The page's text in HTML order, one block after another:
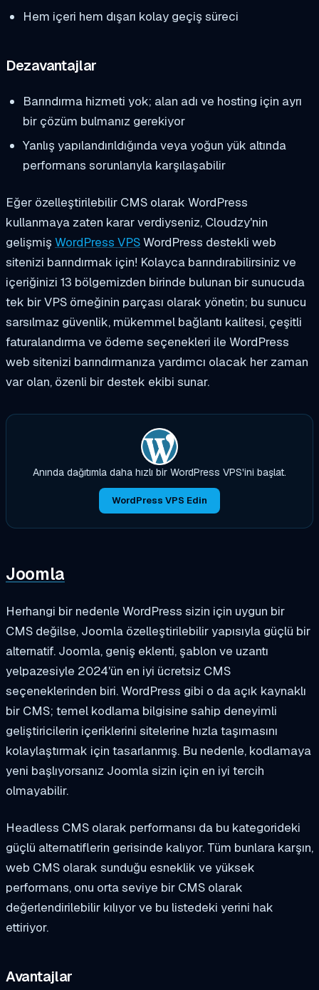
Hem içeri hem dışarı kolay geçiş süreci
Dezavantajlar
Barındırma hizmeti yok; alan adı ve hosting için ayrı
bir çözüm bulmanız gerekiyor
Yanlış yapılandırıldığında veya yoğun yük altında
performans sorunlarıyla karşılaşabilir
Eğer özelleştirilebilir CMS olarak WordPress
kullanmaya zaten karar verdiyseniz, Cloudzy'nin
gelişmiş WordPress VPSWordPress destekli web
sitenizi barındırmak için! Kolayca barındırabilirsiniz ve
içeriğinizi 13 bölgemizden birinde bulunan bir sunucuda
tek bir VPS örneğinin parçası olarak yönetin; bu sunucu
sarsılmaz güvenlik, mükemmel bağlantı kalitesi, çeşitli
faturalandırma ve ödeme seçenekleri ile WordPress
web sitenizi barındırmanıza yardımcı olacak her zaman
var olan, özenli bir destek ekibi sunar.
Anında dağıtımla daha hızlı bir WordPress VPS'ini başlat.
WordPress VPS Edin
Joomla
Herhangi bir nedenle WordPress sizin için uygun bir
CMS değilse, Joomla özelleştirilebilir yapısıyla güçlü bir
alternatif. Joomla, geniş eklenti, şablon ve uzantı
yelpazesiyle 2024'ün en iyi ücretsiz CMS
seçeneklerinden biri. WordPress gibi o da açık kaynaklı
bir CMS; temel kodlama bilgisine sahip deneyimli
geliştiricilerin içeriklerini sitelerine hızla taşımasını
kolaylaştırmak için tasarlanmış. Bu nedenle, kodlamaya
yeni başlıyorsanız Joomla sizin için en iyi tercih
olmayabilir.
Headless CMS olarak performansı da bu kategorideki
güçlü alternatiflerin gerisinde kalıyor. Tüm bunlara karşın,
web CMS olarak sunduğu esneklik ve yüksek
performans, onu orta seviye bir CMS olarak
değerlendirilebilir kılıyor ve bu listedeki yerini hak
ettiriyor.
Avantajlar